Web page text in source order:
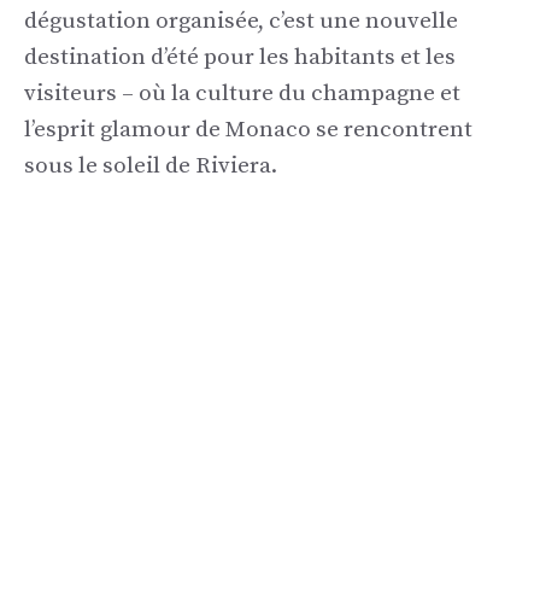
dégustation organisée, c’est une nouvelle
destination d’été pour les habitants et les
visiteurs – où la culture du champagne et
l’esprit glamour de Monaco se rencontrent
sous le soleil de Riviera.